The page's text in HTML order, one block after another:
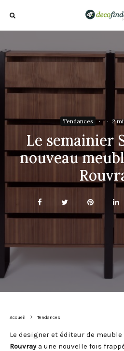
Tendances · · 2
Le semainier
nouveau
Accueil Tendances
Le designer et éditeur de
Rouvraya une nouvelle fois